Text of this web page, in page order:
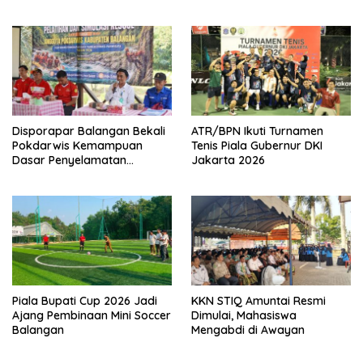
Disporapar Balangan Bekali
Pokdarwis Kemampuan
Dasar Penyelamatan
ATR/BPN Ikuti Turnamen
Tenis Piala Gubernur DKI
Jakarta 2026
Piala Bupati Cup 2026 Jadi
Ajang Pembinaan Mini Soccer
Balangan
KKN STIQ Amuntai Resmi
Dimulai, Mahasiswa
Mengabdi di Awayan